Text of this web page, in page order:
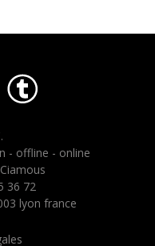
- offline - online
36 72
lyon france